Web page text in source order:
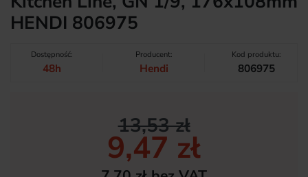
HENDI 806975
Dostępność:
48h
Producent:
Hendi
Kod produktu:
806975
13,53 zł
9,47 zł